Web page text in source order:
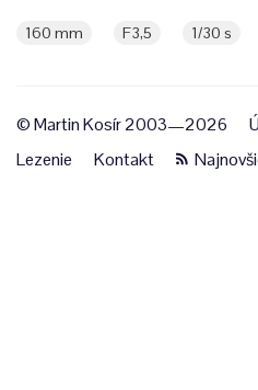
160 mm F3,5 1/30 s
© Martin Kosír 2003—2026
Lezenie
Kontakt